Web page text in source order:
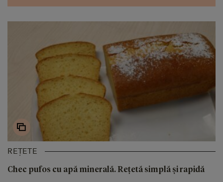
REȚETE
Chec pufos cu apă minerală. Rețetă simplă și rapidă